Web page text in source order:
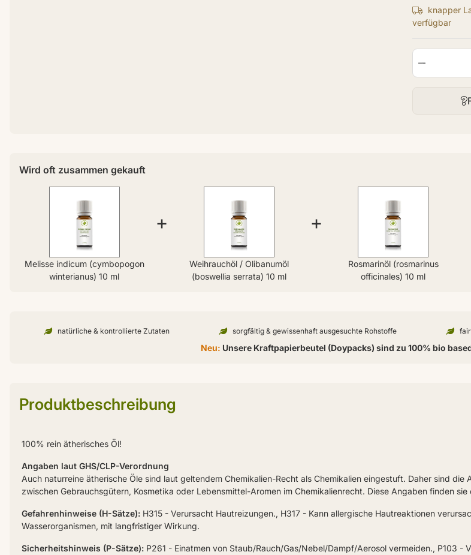
knapper
verfügbar
Wird oft zusammen gekauft
Melisse indicum (cymbopogon
winterianus) 10 ml
+
Weihrauchöl / Olibanumöl
(boswellia serrata) 10 ml
+
Rosmarinöl (rosmarinus
officinales) 10 ml
natürliche & kontrollierte Zutaten sorgfältig & gewissenhaft ausgesuchte Rohstoffe
Neu: Unsere Kraftpapierbeutel (Doypacks) sind zu 100% bio
Produktbeschreibung
100% rein ätherisches Öl!
Angaben laut GHS/CLP-Verordnung
Auch naturreine ätherische Öle sind laut geltendem Chemikalien-Recht als Chemikalien eingestuft. Daher sind
zwischen Gebrauchsgütern, Kosmetika oder Lebensmittel-Aromen im Chemikalienrecht. Diese Angaben finden
Gefahrenhinweise (H-Sätze): H315 - Verursacht Hautreizungen., H317 - Kann allergische Hautreaktionen
Wasserorganismen, mit langfristiger Wirkung.
Sicherheitshinweis (P-Sätze): P261 - Einatmen von Staub/Rauch/Gas/Nebel/Dampf/Aerosol vermeiden., P103